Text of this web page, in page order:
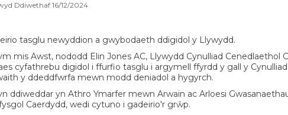
Ddiwethaf 16/12/2024
tasglu newyddion a gwybodaeth ddigidol y Llywydd.
mis Awst, nododd Elin Jones AC, Llywydd Cynulliad Cenedlaethol
cyfathrebu digidol i ffurfio tasglu i argymell ffyrdd y gall y
y ddeddfwrfa mewn modd deniadol a hygyrch.
ddiweddar yn Athro Ymarfer mewn Arwain ac Arloesi
Caerdydd, wedi cytuno i gadeirio'r grŵp.